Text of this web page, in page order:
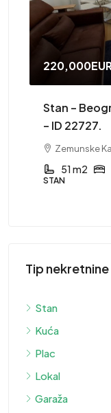
Stan –
– ID 22727.
Zemunske
51 m2
STAN
Tip nekretnine
Stan
Kuća
Plac
Lokal
Garaža